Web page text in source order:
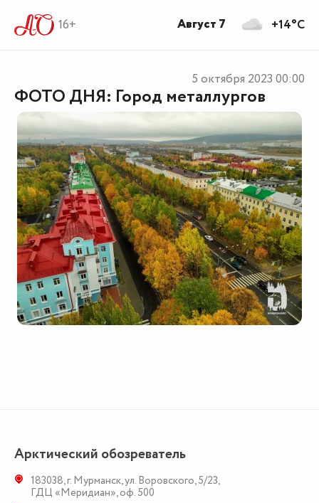
16+
ФОТО ДНЯ: Город металлургов
5 октября 2023 00:00
Арктический обозреватель
183038,г. Мурманск,ул. Воровского, 5/23,
ГДЦ «Меридиан», оф. 500
+14°C
Август 7